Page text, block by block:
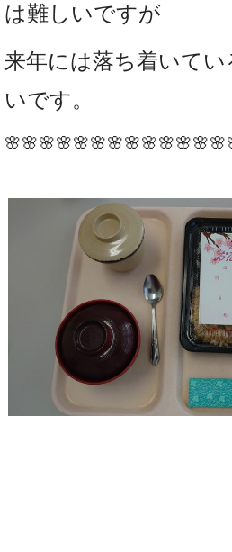
は難しいですが
来年には落ち着いて
いです。